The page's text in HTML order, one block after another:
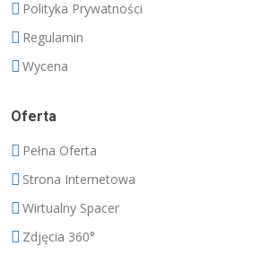
Polityka Prywatności
Regulamin
Wycena
Oferta
Pełna Oferta
Strona Internetowa
Wirtualny Spacer
Zdjęcia 360°